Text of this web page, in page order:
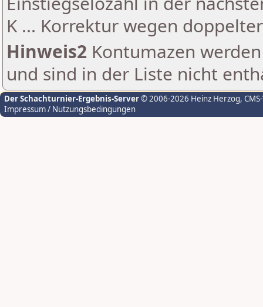
K ... Korrektur wegen
Hinweis2 Kontumazen
und sind in der Liste nicht
Der Schachturnier-Ergebnis-Server© 2006-2026 Heinz Herzog,
Impressum / Nutzungsbedingungen